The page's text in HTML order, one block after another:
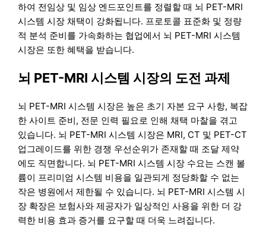
하여 전임상 및 임상 엔드포인트를 정렬할 때 뇌 PET-MRI
시스템 시장 채택이 강화됩니다. 프로토콜 표준화 및 정량
적 분석 준비를 가속화하는 협업에서 뇌 PET-MRI 시스템
시장은 또한 혜택을 받습니다.
뇌 PET-MRI 시스템 시장의 도전 과제
뇌 PET-MRI 시스템 시장은 높은 초기 자본 요구 사항, 복잡
한 사이트 준비, 전문 인력 필요로 인해 채택 마찰을 겪고
있습니다. 뇌 PET-MRI 시스템 시장은 MRI, CT 및 PET-CT
업그레이드를 위한 경쟁 우선순위가 존재할 때 조달 제약
에도 직면합니다. 뇌 PET-MRI 시스템 시장 수요는 스캔 볼
륨이 프리미엄 시스템 비용을 일관되게 정당화할 수 없는
작은 병원에서 제한될 수 있습니다. 뇌 PET-MRI 시스템 시
장 확장은 보험사와 제공자가 일상적인 사용을 위한 더 강
력한 비용 효과 증거를 요구할 때 더욱 느려집니다.